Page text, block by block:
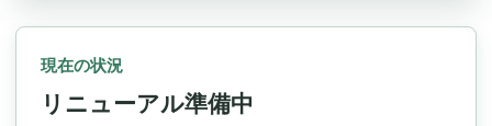
現在の状況
リニューアル準備中